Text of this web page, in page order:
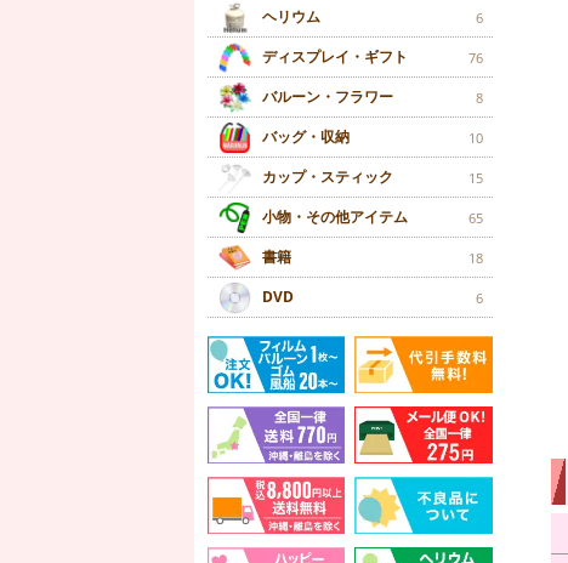
ヘリウム 6
ディスプレイ・ギフト 76
バルーン・フラワー 8
バッグ・収納 10
カップ・スティック 15
小物・その他アイテム 65
書籍 18
DVD 6